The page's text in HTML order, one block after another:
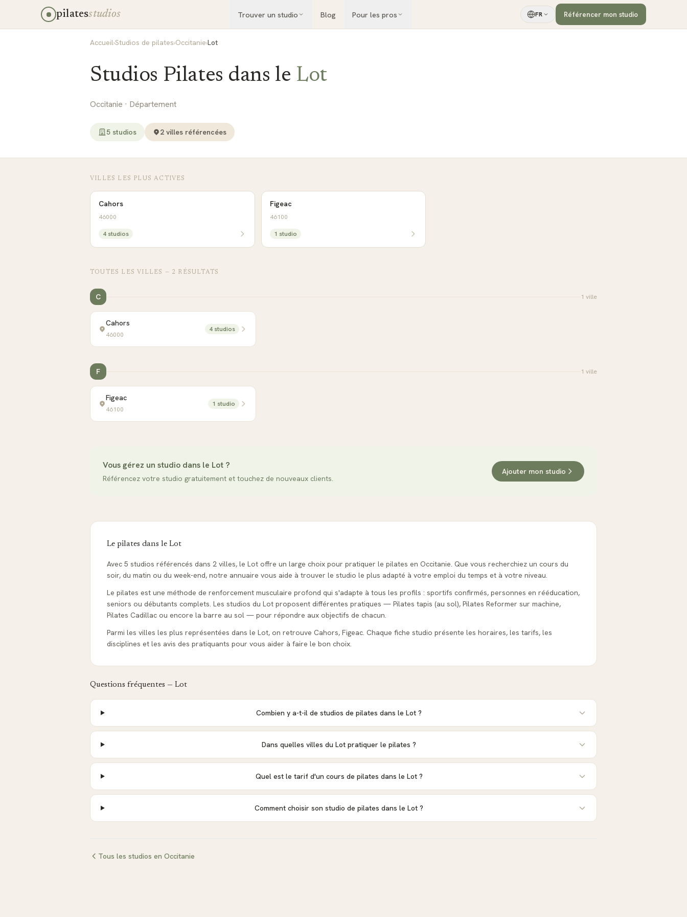
pilatesstudios Trouver un studio Blog Pour les pros FR Référencer mon studio
Accueil›Studios de pilates›Occitanie›Lot
Studios Pilates dans le Lot
Occitanie · Département
5 studios 2 villes référencées
VILLES LES PLUS ACTIVES
Cahors
46000
4 studios
Figeac
46100
1 studio
TOUTES LES VILLES — 2 RÉSULTATS
C 1 ville
Cahors
46000
4 studios
F 1 ville
Figeac
46100
1 studio
Vous gérez un studio dans le Lot ?
Référencez votre studio gratuitement et touchez de nouveaux clients.
Ajouter mon studio
Le pilates dans le Lot
Avec 5 studios référencés dans 2 villes, le Lot offre un large choix pour pratiquer le pilates en Occitanie. Que vous recherchiez un cours du
soir, du matin ou du week-end, notre annuaire vous aide à trouver le studio le plus adapté à votre emploi du temps et à votre niveau.
Le pilates est une méthode de renforcement musculaire profond qui s'adapte à tous les profils : sportifs confirmés, personnes en rééducation,
seniors ou débutants complets. Les studios du Lot proposent différentes pratiques — Pilates tapis (au sol), Pilates Reformer sur machine,
Pilates Cadillac ou encore la barre au sol — pour répondre aux objectifs de chacun.
Parmi les villes les plus représentées dans le Lot, on retrouve Cahors, Figeac. Chaque fiche studio présente les horaires, les tarifs, les
disciplines et les avis des pratiquants pour vous aider à faire le bon choix.
Questions fréquentes — Lot
Combien y a-t-il de studios de pilates dans le Lot ?
Dans quelles villes du Lot pratiquer le pilates ?
Quel est le tarif d'un cours de pilates dans le Lot ?
Comment choisir son studio de pilates dans le Lot ?
Tous les studios en Occitanie